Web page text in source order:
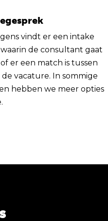
vindt er een intake
de consultant gaat
er een match is tussen
vacature. In sommige
hebben we meer opties